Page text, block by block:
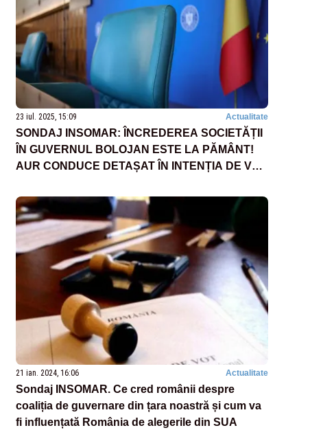
23 iul. 2025, 15:09 Actualitate
SONDAJ INSOMAR: ÎNCREDEREA SOCIETĂȚII
ÎN GUVERNUL BOLOJAN ESTE LA PĂMÂNT!
AUR CONDUCE DETAȘAT ÎN INTENȚIA DE VOT
21 ian. 2024, 16:06 Actualitate
Sondaj INSOMAR. Ce cred românii despre
coaliția de guvernare din țara noastră și cum va
fi influențată România de alegerile din SUA